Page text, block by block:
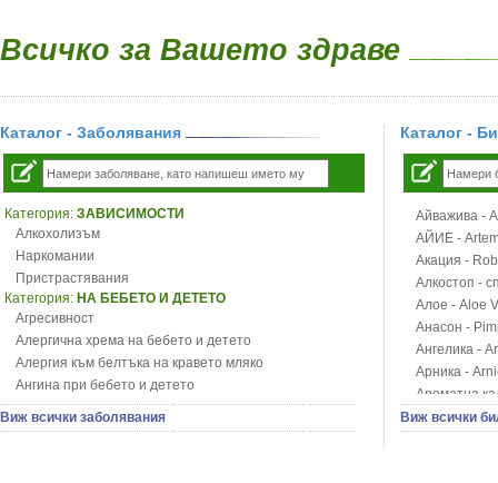
Всичко за Вашето здраве
Каталог - Заболявания
Категория: ЗАВИСИМОСТИ
Алкохолизъм
Наркомании
Пристрастявания
Категория: НА БЕБЕТО И ДЕТЕТО
Агресивност
Алергична хрема на бебето и детето
Алергия към белтъка на кравето мляко
Ангина при бебето и детето
Анемия при бебето и детето
Апетит - пълни деца
Виж всички заболявания
Каталог -
Айважива -
АЙИЕ -
Акация -
Алкостоп -
Алое - Aloe
Анасон -
Ангелика -
Арника -
Ароматна
Арония -
Виж всички